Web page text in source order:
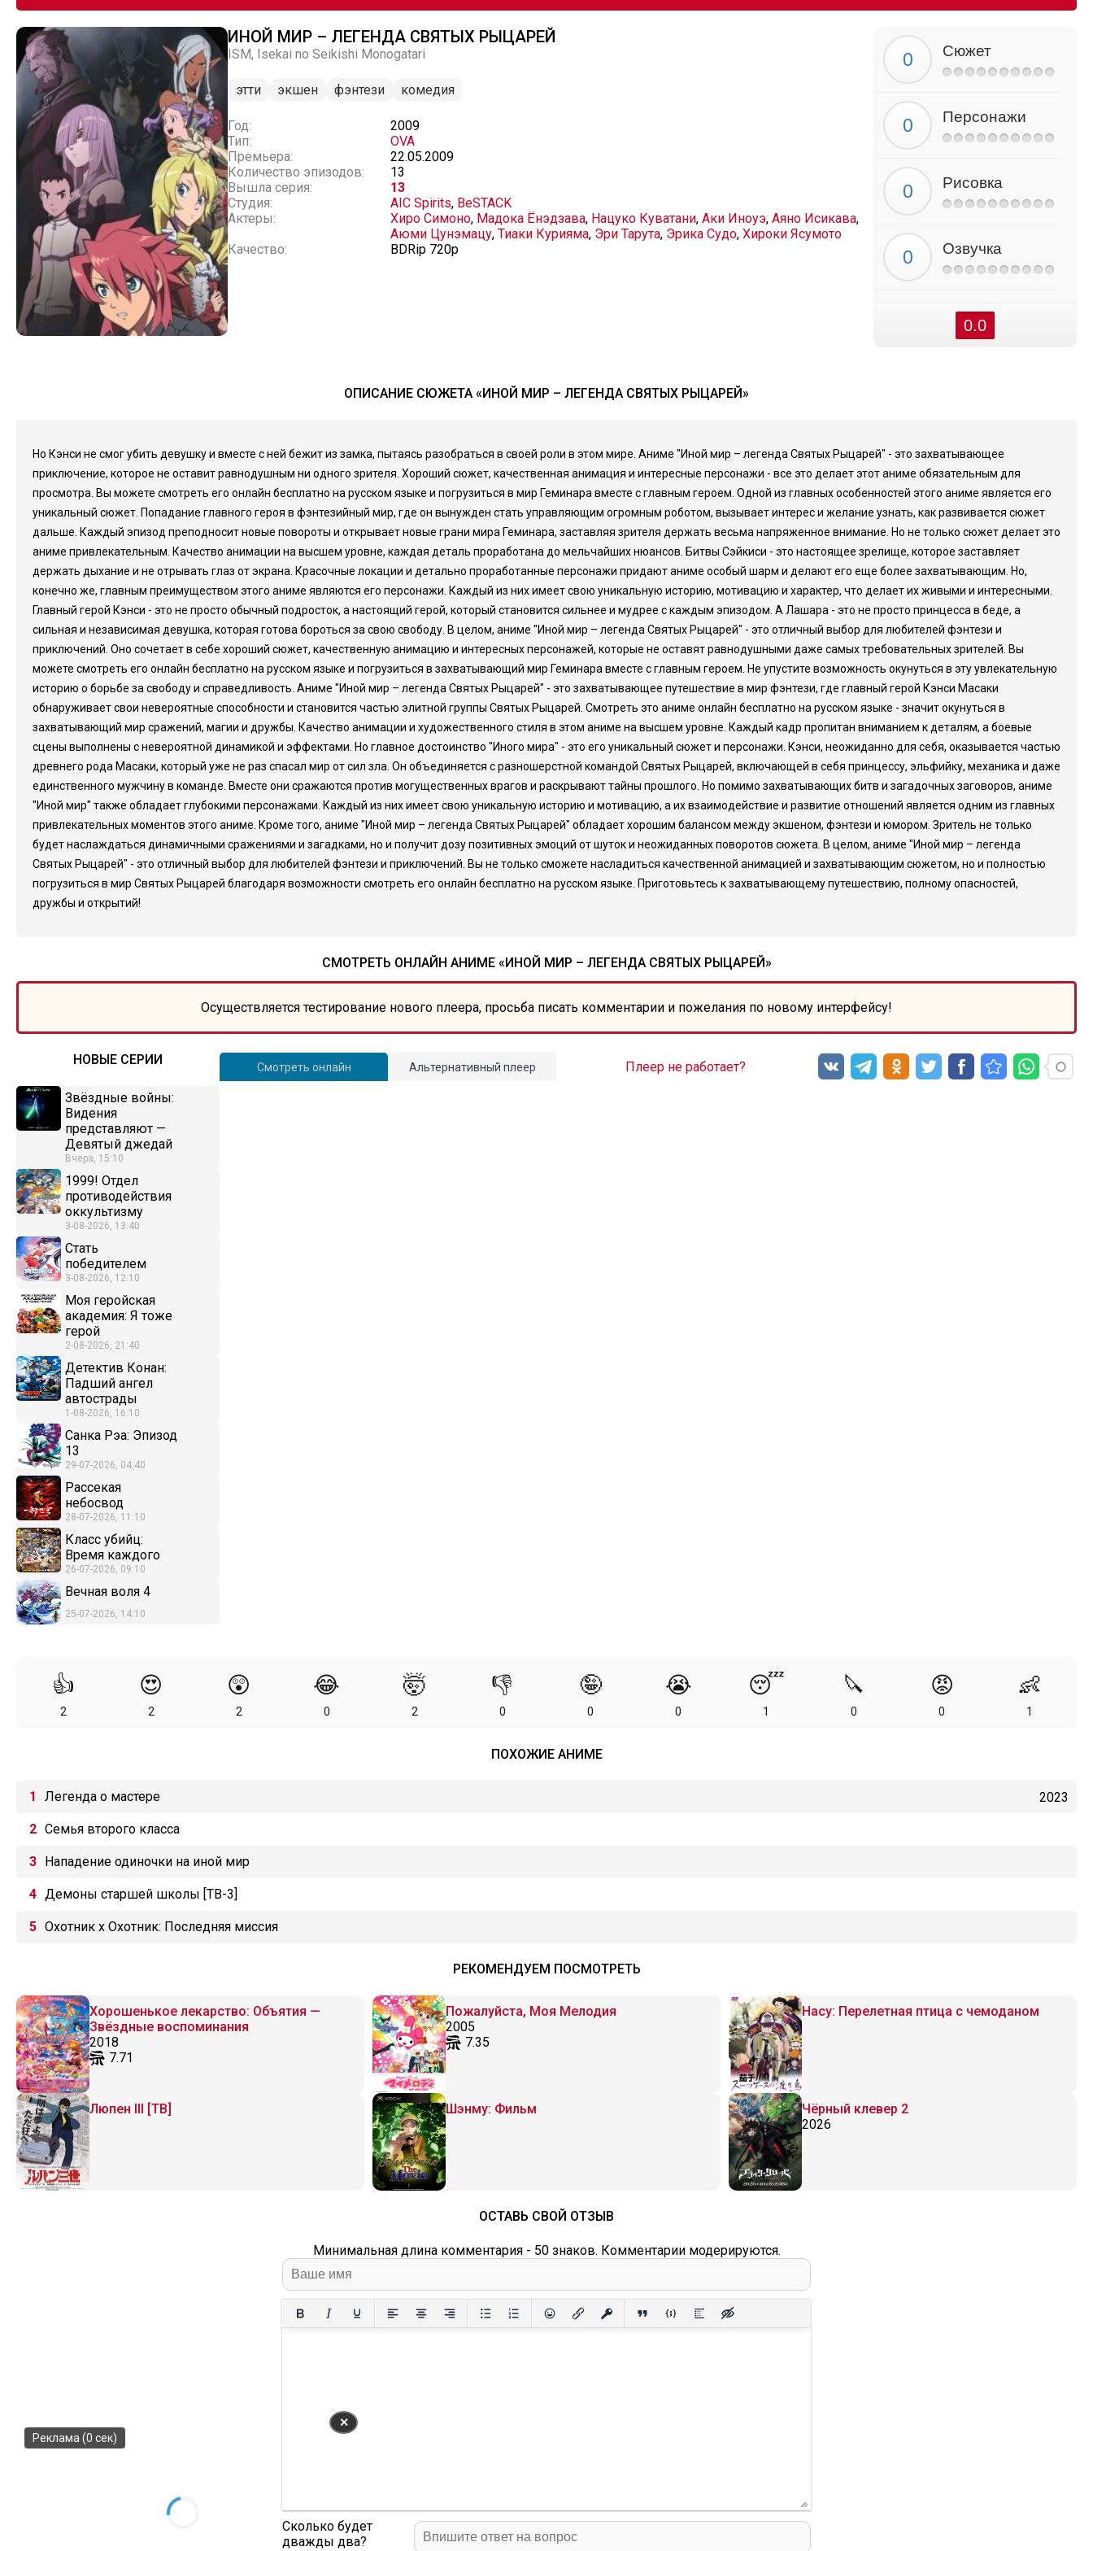
ИНОЙ МИР – ЛЕГЕНДА СВЯТЫХ РЫЦАРЕЙ
ISM, Isekai no Seikishi Monogatari
этти экшен фэнтези комедия
Год:
2009
Тип:
OVA
Премьера:
22.05.2009
Количество эпизодов:
13
Вышла серия:
13
Студия:
AIC Spirits, BeSTACK
Актеры:
Хиро Симоно, Мадока Ёнэдзава, Нацуко Куватани, Аки Иноуэ, Аяно Исикава,
Аюми Цунэмацу, Тиаки Курияма, Эри Тарута, Эрика Судо, Хироки Ясумото
Качество:
BDRip 720p
Сюжет
Персонажи
Рисовка
Озвучка
0.0
ОПИСАНИЕ СЮЖЕТА «ИНОЙ МИР – ЛЕГЕНДА СВЯТЫХ РЫЦАРЕЙ»
Но Кэнси не смог убить девушку и вместе с ней бежит из замка, пытаясь разобраться в своей роли в этом мире. Аниме "Иной мир – легенда Святых Рыцарей" - это захватывающее
приключение, которое не оставит равнодушным ни одного зрителя. Хороший сюжет, качественная анимация и интересные персонажи - все это делает этот аниме обязательным для
просмотра. Вы можете смотреть его онлайн бесплатно на русском языке и погрузиться в мир Геминара вместе с главным героем. Одной из главных особенностей этого аниме является его
уникальный сюжет. Попадание главного героя в фэнтезийный мир, где он вынужден стать управляющим огромным роботом, вызывает интерес и желание узнать, как развивается сюжет
дальше. Каждый эпизод преподносит новые повороты и открывает новые грани мира Геминара, заставляя зрителя держать весьма напряженное внимание. Но не только сюжет делает это
аниме привлекательным. Качество анимации на высшем уровне, каждая деталь проработана до мельчайших нюансов. Битвы Сэйкиси - это настоящее зрелище, которое заставляет
держать дыхание и не отрывать глаз от экрана. Красочные локации и детально проработанные персонажи придают аниме особый шарм и делают его еще более захватывающим. Но,
конечно же, главным преимуществом этого аниме являются его персонажи. Каждый из них имеет свою уникальную историю, мотивацию и характер, что делает их живыми и интересными.
Главный герой Кэнси - это не просто обычный подросток, а настоящий герой, который становится сильнее и мудрее с каждым эпизодом. А Лашара - это не просто принцесса в беде, а
сильная и независимая девушка, которая готова бороться за свою свободу. В целом, аниме "Иной мир – легенда Святых Рыцарей" - это отличный выбор для любителей фэнтези и
приключений. Оно сочетает в себе хороший сюжет, качественную анимацию и интересных персонажей, которые не оставят равнодушными даже самых требовательных зрителей. Вы
можете смотреть его онлайн бесплатно на русском языке и погрузиться в захватывающий мир Геминара вместе с главным героем. Не упустите возможность окунуться в эту увлекательную
историю о борьбе за свободу и справедливость. Аниме "Иной мир – легенда Святых Рыцарей" - это захватывающее путешествие в мир фэнтези, где главный герой Кэнси Масаки
обнаруживает свои невероятные способности и становится частью элитной группы Святых Рыцарей. Смотреть это аниме онлайн бесплатно на русском языке - значит окунуться в
захватывающий мир сражений, магии и дружбы. Качество анимации и художественного стиля в этом аниме на высшем уровне. Каждый кадр пропитан вниманием к деталям, а боевые
сцены выполнены с невероятной динамикой и эффектами. Но главное достоинство "Иного мира" - это его уникальный сюжет и персонажи. Кэнси, неожиданно для себя, оказывается частью
древнего рода Масаки, который уже не раз спасал мир от сил зла. Он объединяется с разношерстной командой Святых Рыцарей, включающей в себя принцессу, эльфийку, механика и даже
единственного мужчину в команде. Вместе они сражаются против могущественных врагов и раскрывают тайны прошлого. Но помимо захватывающих битв и загадочных заговоров, аниме
"Иной мир" также обладает глубокими персонажами. Каждый из них имеет свою уникальную историю и мотивацию, а их взаимодействие и развитие отношений является одним из главных
привлекательных моментов этого аниме. Кроме того, аниме "Иной мир – легенда Святых Рыцарей" обладает хорошим балансом между экшеном, фэнтези и юмором. Зритель не только
будет наслаждаться динамичными сражениями и загадками, но и получит дозу позитивных эмоций от шуток и неожиданных поворотов сюжета. В целом, аниме "Иной мир – легенда
Святых Рыцарей" - это отличный выбор для любителей фэнтези и приключений. Вы не только сможете насладиться качественной анимацией и захватывающим сюжетом, но и полностью
погрузиться в мир Святых Рыцарей благодаря возможности смотреть его онлайн бесплатно на русском языке. Приготовьтесь к захватывающему путешествию, полному опасностей,
дружбы и открытий!
СМОТРЕТЬ ОНЛАЙН АНИМЕ «ИНОЙ МИР – ЛЕГЕНДА СВЯТЫХ РЫЦАРЕЙ»
Осуществляется тестирование нового плеера, просьба писать комментарии и пожелания по новому интерфейсу!
НОВЫЕ СЕРИИ
Звёздные войны:
Видения
представляют —
Девятый джедай
Вчера, 15:10
1999! Отдел
противодействия
оккультизму
3-08-2026, 13:40
Стать
победителем
3-08-2026, 12:10
Моя геройская
академия: Я тоже
герой
2-08-2026, 21:40
Детектив Конан:
Падший ангел
автострады
1-08-2026, 16:10
Санка Рэа: Эпизод
13
29-07-2026, 04:40
Рассекая
небосвод
28-07-2026, 11:10
Класс убийц:
Время каждого
26-07-2026, 09:10
Вечная воля 4
25-07-2026, 14:10
Смотреть онлайн Альтернативный плеер Плеер не работает?
👍
2
😍
2
😲
2
😂
0
🤯
2
👎
0
🤪
0
😭
0
😴
1
🔪
0
😡
0
👶
1
ПОХОЖИЕ АНИМЕ
Легенда о мастере 2023
Семья второго класса
Нападение одиночки на иной мир
Демоны старшей школы [ТВ-3]
Охотник х Охотник: Последняя миссия
РЕКОМЕНДУЕМ ПОСМОТРЕТЬ
Хорошенькое лекарство: Объятия —
Звёздные воспоминания
2018
7.71
Пожалуйста, Моя Мелодия
2005
7.35
Насу: Перелетная птица с чемоданом
Люпен III [ТВ] Шэнму: Фильм
Чёрный клевер 2
2026
ОСТАВЬ СВОЙ ОТЗЫВ
Минимальная длина комментария - 50 знаков. Комментарии модерируются.
Сколько будет
дважды два?
✕
Реклама (0 сек)